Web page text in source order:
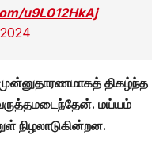
u9L012HkAj
திகழ்ந்த
மய்யம்
நிழலாடுகின்றன.